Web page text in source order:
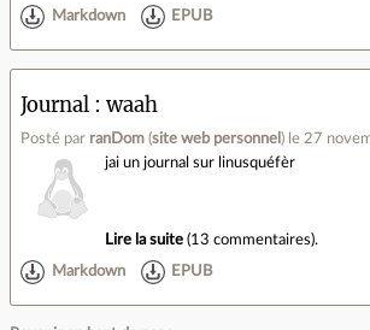
Markdown EPUB
Journal waah
Posté par ranDom (site web personnel ) le 27
jai un journal sur linusquéfèr
Lire la suite (13 commentaires).
Markdown EPUB